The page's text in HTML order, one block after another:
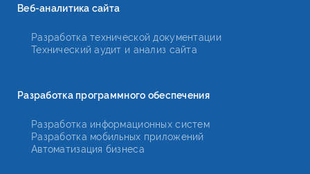
Веб-аналитика сайта
Разработка технической документации
Технический аудит и анализ сайта
Разработка программного обеспечения
Разработка информационных систем
Разработка мобильных приложений
Автоматизация бизнеса